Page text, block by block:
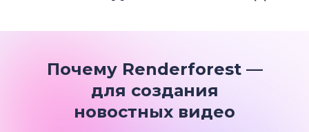
Почему Renderforest —
для создания
новостных видео